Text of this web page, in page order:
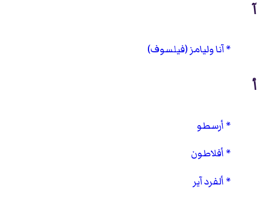
آ
آنا وليامز (فيلسوف)
أ
أرسطو
أفلاطون
ألفرد آير